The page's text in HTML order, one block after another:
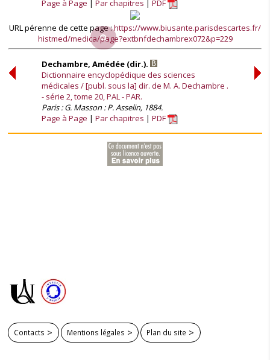
Page à Page
Par chapitres PDF
URL pérenne de cette page :https://www.biusante.parisdescartes.fr/
histmed/medica/page?extbnfdechambrex072&p=229
Dechambre, Amédée (dir.).
Dictionnaire encyclopédique des sciences
médicales / [publ. sous la] dir. de M. A. Dechambre .
- série 2, tome 20, PAL - PAR.
Paris : G. Masson : P. Asselin, 1884.
Page à Page
Par chapitres PDF
Contacts Mentions légales Plan du site